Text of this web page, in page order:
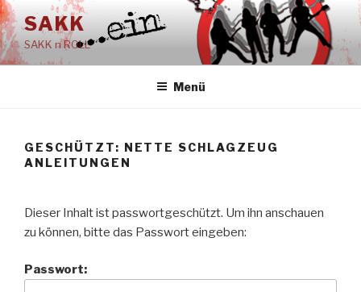
Zum
Inhalt
springen
SAKK
SAKK n ROLL
Menü
GESCHÜTZT: NETTE SCHLAGZEUG
ANLEITUNGEN
Dieser Inhalt ist passwortgeschützt. Um ihn anschauen
zu können, bitte das Passwort eingeben:
Passwort: